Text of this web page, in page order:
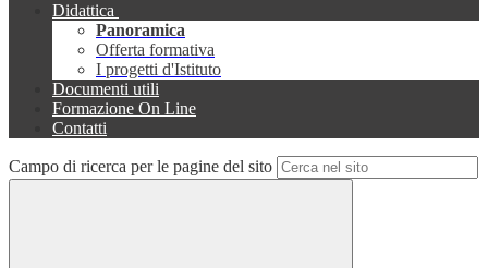
Didattica
Panoramica
Offerta formativa
I progetti d'Istituto
Documenti utili
Formazione On Line
Contatti
Campo di ricerca per le pagine del sito